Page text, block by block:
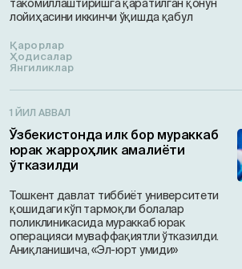
такомиллаштиришга қаратилган қонун
лойиҳасини иккинчи ўқишда қабул
Қарорлар
Ҳодисалар
Янгиликлар
1 ЙИЛ АВВАЛ
Ўзбекистонда илк бор мураккаб
юрак жарроҳлик амалиёти
ўтказилди
Тошкент давлат тиббиёт университети
қошидаги кўп тармоқли болалар
поликлиникасида мураккаб юрак
операцияси муваффақиятли ўтказилди.
Аниқланишича, «Эл-юрт умиди»